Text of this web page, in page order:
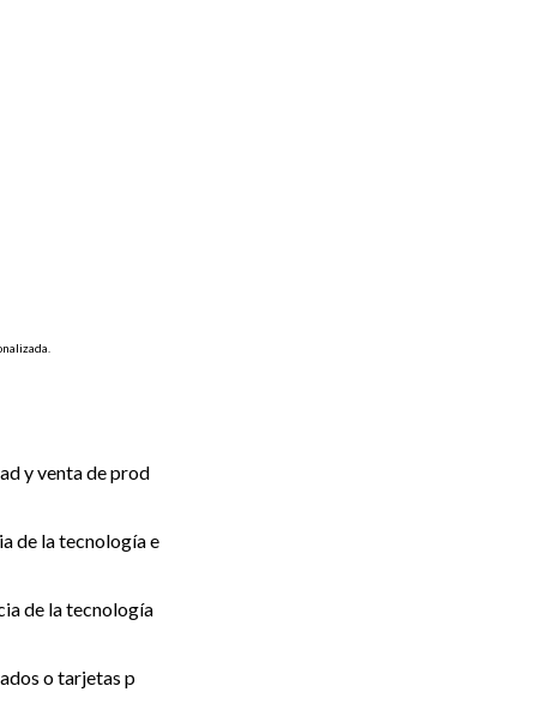
y venta de prod
de la tecnología e
de la tecnología
o tarjetas p